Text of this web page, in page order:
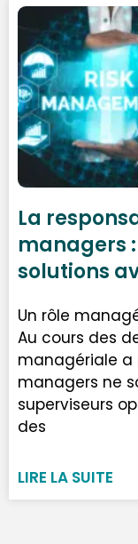
La
managers
solutions
Un rôle
Au cours des
managériale a
managers ne
superviseurs
des
LIRE LA SUITE